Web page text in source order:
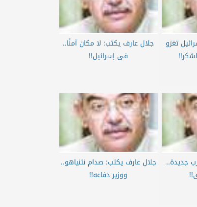
تغزو
جلال عارف يكتب: لا مكان آمنًا..
فى إسرائيل!!
جديدة..
جلال عارف يكتب: صدام نتنياهو..
ووزير دفاعه!!